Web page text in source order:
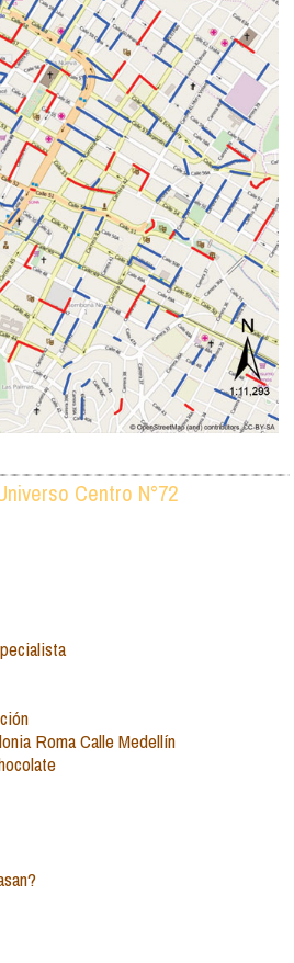
Centro N°72
Roma Calle Medellín